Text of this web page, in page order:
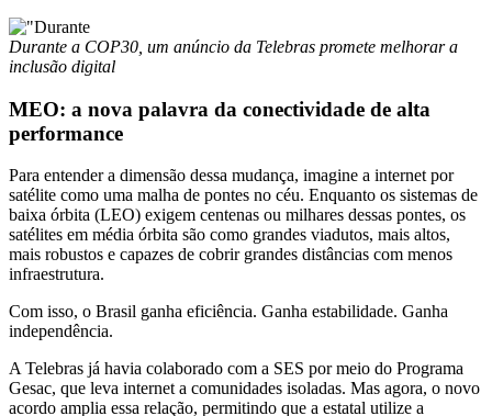
Durante a COP30, um anúncio da Telebras promete melhorar a
inclusão digital
MEO: a nova palavra da conectividade de alta
performance
Para entender a dimensão dessa mudança, imagine a internet por
satélite como uma malha de pontes no céu. Enquanto os sistemas de
baixa órbita (LEO) exigem centenas ou milhares dessas pontes, os
satélites em média órbita são como grandes viadutos, mais altos,
mais robustos e capazes de cobrir grandes distâncias com menos
infraestrutura.
Com isso, o Brasil ganha eficiência. Ganha estabilidade. Ganha
independência.
A Telebras já havia colaborado com a SES por meio do Programa
Gesac, que leva internet a comunidades isoladas. Mas agora, o novo
acordo amplia essa relação, permitindo que a estatal utilize a